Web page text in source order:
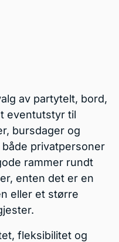
av partytelt, bord,
eventutstyr til
bursdager og
privatpersoner
rammer rundt
enten det er en
eller et større
fleksibilitet og